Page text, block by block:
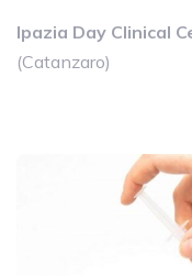
Ipazia Day Clinical
(Catanzaro)